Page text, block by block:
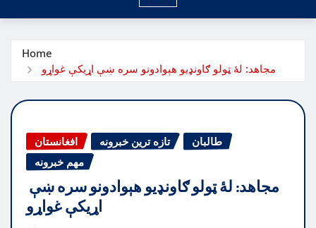
Home
افغانستان تازه ترین خبرونه
طالبان
مهم خبرونه